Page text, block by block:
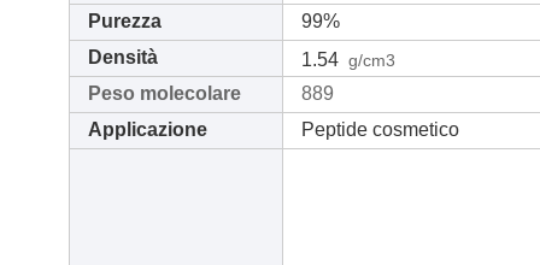
Purezza
99%
Densità
1.54 g/cm3
Peso molecolare
889
Applicazione
Peptide cosmetico